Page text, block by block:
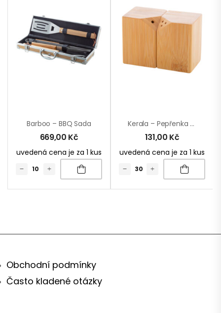
Barboo – BBQ Sada
669,00 Kč
uvedená cena je za 1 kus
Kerala – Pepřenka A Solnička
131,00 Kč
uvedená cena je za 1 kus
Obchodní podmínky
Často kladené otázky